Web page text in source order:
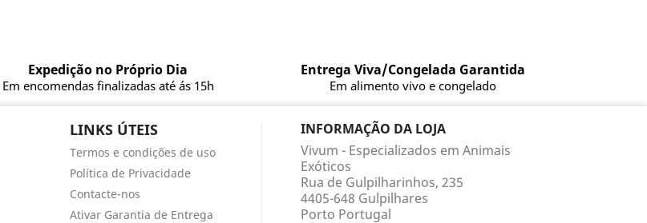
Expedição no Próprio Dia
Em encomendas finalizadas até ás 15h
Entrega Viva/Congelada Garantida
Em alimento vivo e congelado
LINKS ÚTEIS
Termos e condições de uso
Política de Privacidade
Contacte-nos
Ativar Garantia de Entrega
INFORMAÇÃO DA LOJA
Vivum - Especializados em Animais
Exóticos
Rua de Gulpilharinhos, 235
4405-648 Gulpilhares
Porto Portugal